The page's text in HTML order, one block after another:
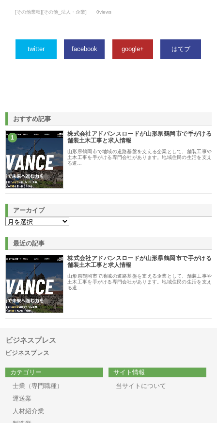
[その他業種][その他_法人・企業] 0views
twitter facebook google+ はてブ
おすすめ記事
1
株式会社アドバンスロードが山形県鶴岡市で手がける
舗装土木工事と求人情報
山形県鶴岡市で地域の道路基盤を支える企業として、舗装工事や
土木工事を手がける専門会社があります。地域住民の生活を支え
る道…
アーカイブ
最近の記事
株式会社アドバンスロードが山形県鶴岡市で手がける
舗装土木工事と求人情報
山形県鶴岡市で地域の道路基盤を支える企業として、舗装工事や
土木工事を手がける専門会社があります。地域住民の生活を支え
る道…
ビジネスプレス
ビジネスプレス
カテゴリー
士業（専門職種）
運送業
人材紹介業
サイト情報
当サイトについて